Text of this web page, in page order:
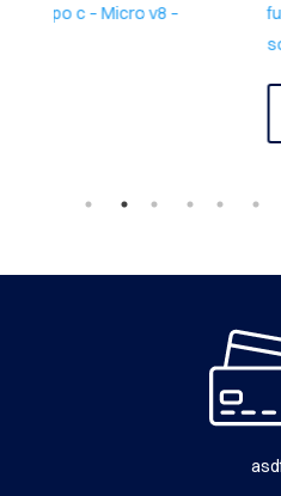
funciones de protección:
sobretemperatura (OTP),